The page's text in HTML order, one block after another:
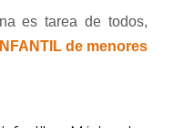
es tarea de todos,
de menores